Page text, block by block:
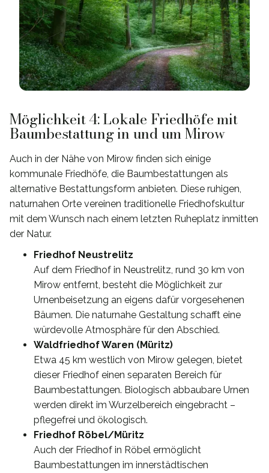
Möglichkeit 4: Lokale Friedhöfe mit
Baumbestattung in und um Mirow
Auch in der Nähe von Mirow finden sich einige
kommunale Friedhöfe, die Baumbestattungen als
alternative Bestattungsform anbieten. Diese ruhigen,
naturnahen Orte vereinen traditionelle Friedhofskultur
mit dem Wunsch nach einem letzten Ruheplatz inmitten
der Natur.
Friedhof Neustrelitz
Auf dem Friedhof in Neustrelitz, rund 30 km von
Mirow entfernt, besteht die Möglichkeit zur
Urnenbeisetzung an eigens dafür vorgesehenen
Bäumen. Die naturnahe Gestaltung schafft eine
würdevolle Atmosphäre für den Abschied.
Waldfriedhof Waren (Müritz)
Etwa 45 km westlich von Mirow gelegen, bietet
dieser Friedhof einen separaten Bereich für
Baumbestattungen. Biologisch abbaubare Urnen
werden direkt im Wurzelbereich eingebracht –
pflegefrei und ökologisch.
Friedhof Röbel/Müritz
Auch der Friedhof in Röbel ermöglicht
Baumbestattungen im innerstädtischen